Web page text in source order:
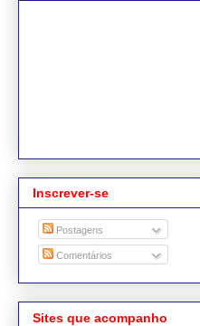
Inscrever-se
Postagens
Comentários
Sites que acompanho